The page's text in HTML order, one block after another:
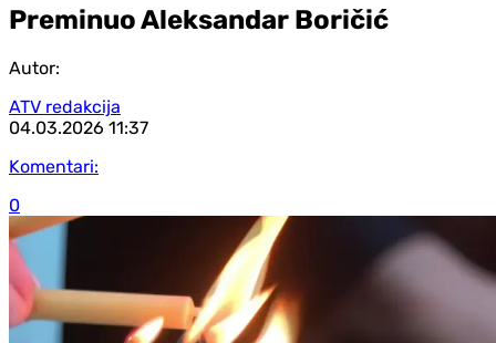
Preminuo Aleksandar Boričić
Autor:
ATV redakcija
04.03.2026 11:37
Komentari:
0